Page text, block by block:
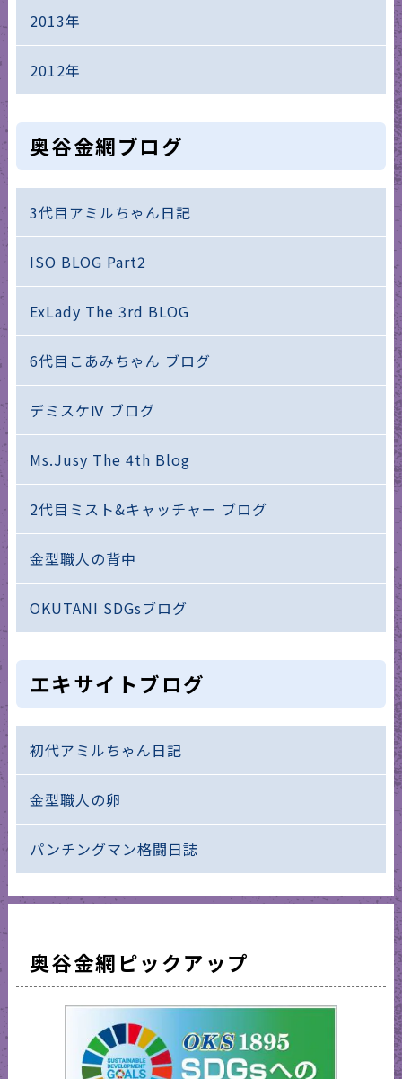
2013年
2012年
奥谷金網ブログ
3代目アミルちゃん日記
ISO BLOG Part2
ExLady The 3rd BLOG
6代目こあみちゃん ブログ
デミスケⅣ ブログ
Ms.Jusy The 4th Blog
2代目ミスト&キャッチャー ブログ
金型職人の背中
OKUTANI SDGsブログ
エキサイトブログ
初代アミルちゃん日記
金型職人の卵
パンチングマン格闘日誌
奥谷金網ピックアップ